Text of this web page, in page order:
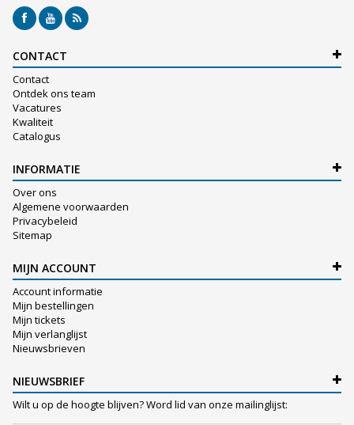
CONTACT
Contact
Ontdek ons team
Vacatures
Kwaliteit
Catalogus
INFORMATIE
Over ons
Algemene voorwaarden
Privacybeleid
Sitemap
MIJN ACCOUNT
Account informatie
Mijn bestellingen
Mijn tickets
Mijn verlanglijst
Nieuwsbrieven
NIEUWSBRIEF
Wilt u op de hoogte blijven? Word lid van onze mailinglijst: